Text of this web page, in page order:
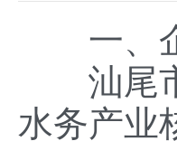
一、
汕尾市
水务产业